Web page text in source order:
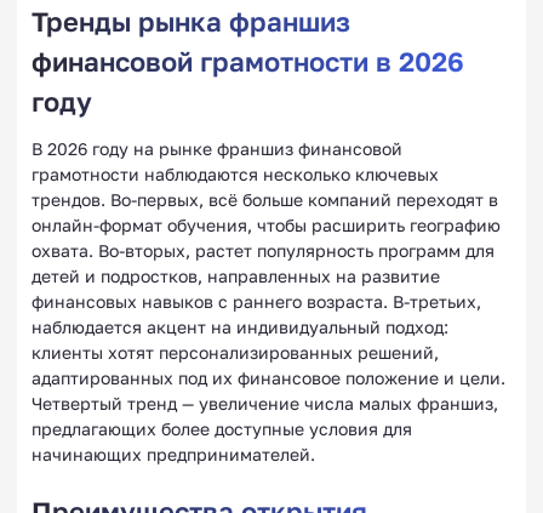
Тренды рынка франшиз
финансовой грамотности в 2026
году
В 2026 году на рынке франшиз финансовой
грамотности наблюдаются несколько ключевых
трендов. Во-первых, всё больше компаний переходят в
онлайн-формат обучения, чтобы расширить географию
охвата. Во-вторых, растет популярность программ для
детей и подростков, направленных на развитие
финансовых навыков с раннего возраста. В-третьих,
наблюдается акцент на индивидуальный подход:
клиенты хотят персонализированных решений,
адаптированных под их финансовое положение и цели.
Четвертый тренд — увеличение числа малых франшиз,
предлагающих более доступные условия для
начинающих предпринимателей.